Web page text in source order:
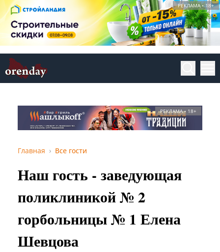
РЕКЛАМА • 18+
РЕКЛАМА • 18+
Главная Все гости
Наш гость - заведующая
поликлиникой № 2
горбольницы № 1 Елена
Шевцова